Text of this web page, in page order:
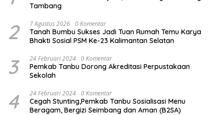
Tambang
2 7 Agustus 2026 0 Komentar
Tanah Bumbu Sukses Jadi Tuan Rumah Temu Karya
Bhakti Sosial PSM Ke-23 Kalimantan Selatan
3 24 Februari 2024 0 Komentar
Pemkab Tanbu Dorong Akreditasi Perpustakaan
Sekolah
4 24 Februari 2024 0 Komentar
Cegah Stunting,Pemkab Tanbu Sosialisasi Menu
Beragam, Bergizi Seimbang dan Aman (B2SA)